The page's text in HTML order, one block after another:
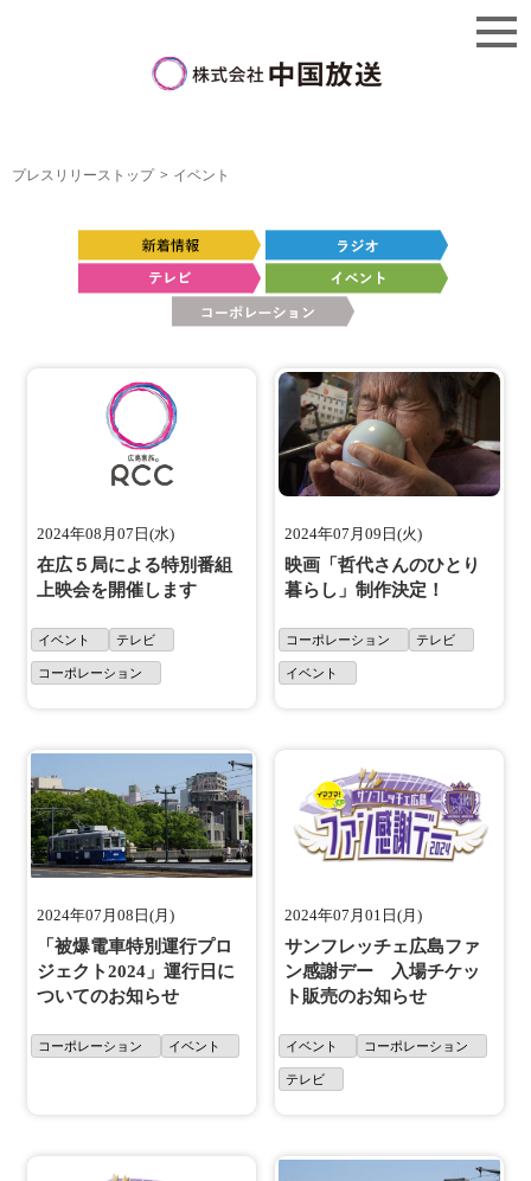
プレスリリーストップ イベント
2024年08月07日(水)
在広５局による特別番組
上映会を開催します
イベント テレビ
コーポレーション
2024年07月09日(火)
映画「哲代さんのひとり
暮らし」制作決定！
コーポレーション テレビ
イベント
2024年07月08日(月)
「被爆電車特別運行プロ
ジェクト2024」運行日に
ついてのお知らせ
コーポレーション イベント
2024年07月01日(月)
サンフレッチェ広島ファ
ン感謝デー 入場チケッ
ト販売のお知らせ
イベント コーポレーション
テレビ